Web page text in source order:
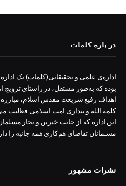
در باره کلمات
اداره‌ی علمی و تحقیقاتی(کلمات) یک
بوده که به‌طور مستقل، در راستای
اهداف رفیع شریعت مقدس اسلام، مبارزه
کلمة الله و بیداری امت اسلامی فعالیت
این اداره که از جانب خیرین و تجار
مسلمانان تقاضای هم‌کاری همه جانبه را
نشرات مشهور